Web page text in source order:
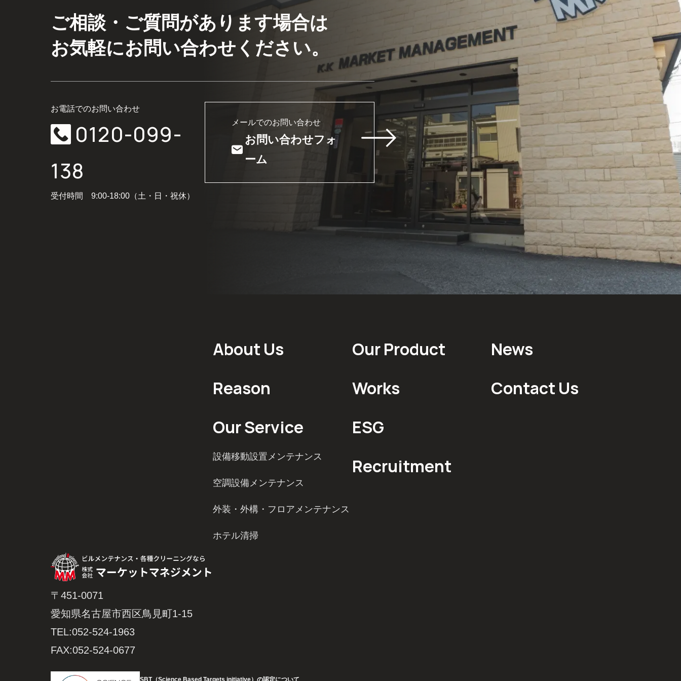
ご相談・ご質問があります場合は
お気軽にお問い合わせください。
お電話でのお問い合わせ
0120-099-
138
受付時間 9:00-18:00（土・日・祝休）
メールでのお問い合わせ
お問い合わせフォ
ーム
〒451-0071
愛知県名古屋市西区鳥見町1-15
TEL:052-524-1963
FAX:052-524-0677
About Us
Reason
Our Service
設備移動設置メンテナンス
空調設備メンテナンス
外装・外構・フロアメンテナンス
ホテル清掃
Our Product
Works
ESG
Recruitment
News
Contact Us
SBT（Science Based Targets initiative）の認定について